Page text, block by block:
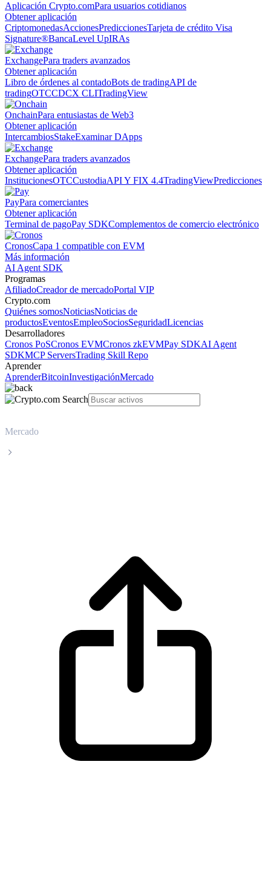
Aplicación Crypto.comPara usuarios cotidianos
Obtener aplicación
CriptomonedasAccionesPrediccionesTarjeta de crédito Visa
Signature®BancaLevel UpIRAs
ExchangePara traders avanzados
Obtener aplicación
Libro de órdenes al contadoBots de tradingAPI de
tradingOTCCDCX CLITradingView
OnchainPara entusiastas de Web3
Obtener aplicación
IntercambiosStakeExaminar DApps
ExchangePara traders avanzados
Obtener aplicación
InstitucionesOTCCustodiaAPI Y FIX 4.4TradingViewPredicciones
PayPara comerciantes
Obtener aplicación
Terminal de pagoPay SDKComplementos de comercio electrónico
CronosCapa 1 compatible con EVM
Más información
AI Agent SDK
Programas
AfiliadoCreador de mercadoPortal VIP
Crypto.com
Quiénes somosNoticiasNoticias de
productosEventosEmpleoSociosSeguridadLicencias
Desarrolladores
Cronos PoSCronos EVMCronos zkEVMPay SDKAI Agent
SDKMCP ServersTrading Skill Repo
Aprender
AprenderBitcoinInvestigaciónMercado
Mercado